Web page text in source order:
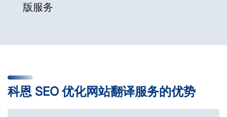
版服务
科恩 SEO 优化网站翻译服务的优势